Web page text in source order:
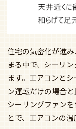
住宅の気密化が進
まる中で、シーリ
ます。エアコンと
ン運転だけの場合
シーリングファン
とで、エアコンの温